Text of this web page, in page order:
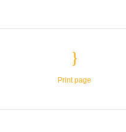
Print page